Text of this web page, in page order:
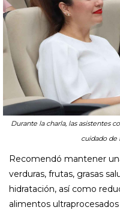
Durante la charla, las asistentes
cuidado de
Recomendó mantener
verduras, frutas, grasas
hidratación, así como
alimentos